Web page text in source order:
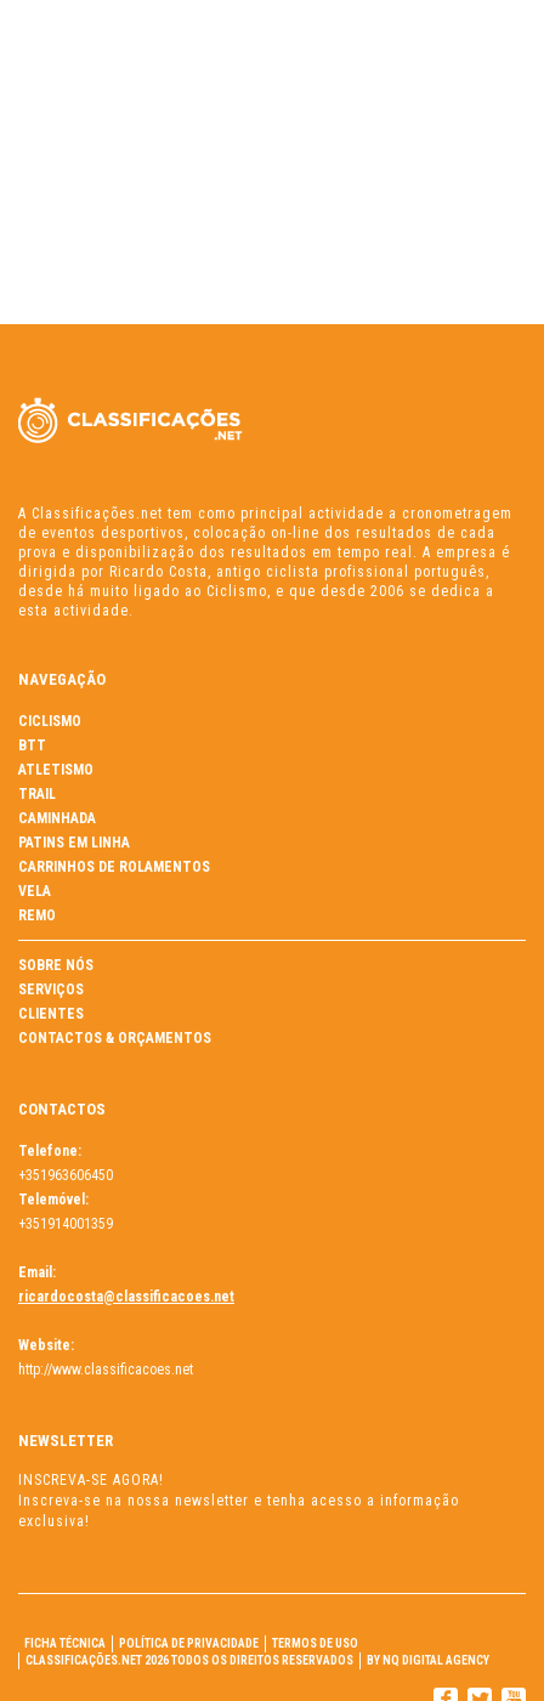
A Classificações.net tem como principal actividade a cronometragem
de eventos desportivos, colocação on-line dos resultados de cada
prova e disponibilização dos resultados em tempo real. A empresa é
dirigida por Ricardo Costa, antigo ciclista profissional português,
desde há muito ligado ao Ciclismo, e que desde 2006 se dedica a
esta actividade.
NAVEGAÇÃO
CICLISMO
BTT
ATLETISMO
TRAIL
CAMINHADA
PATINS EM LINHA
CARRINHOS DE ROLAMENTOS
VELA
REMO
SOBRE NÓS
SERVIÇOS
CLIENTES
CONTACTOS & ORÇAMENTOS
CONTACTOS
Telefone:
+351963606450
Telemóvel:
+351914001359
Email:
ricardocosta@classificacoes.net
Website:
http://www.classificacoes.net
NEWSLETTER
INSCREVA-SE AGORA!
Inscreva-se na nossa newsletter e tenha acesso a informação
exclusiva!
FICHA TÉCNICA POLÍTICA DE PRIVACIDADE
TERMOS DE USO
CLASSIFICAÇÕES.NET 2026 TODOS OS DIREITOS RESERVADOS
BY NQ DIGITAL AGENCY